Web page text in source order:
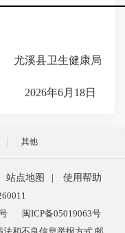
尤溪县卫生健康局
2026年6月18日
其他
站点地图
使用帮助
闽ICP备05019063号